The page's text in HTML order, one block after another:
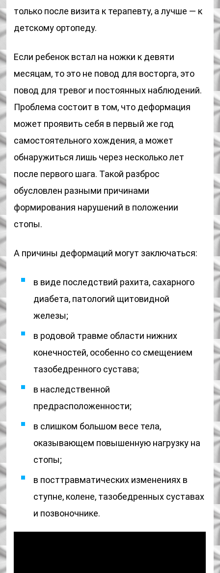
только после визита к терапевту, а лучше — к
детскому ортопеду.
Если ребенок встал на ножки к девяти
месяцам, то это не повод для восторга, это
повод для тревог и постоянных наблюдений.
Проблема состоит в том, что деформация
может проявить себя в первый же год
самостоятельного хождения, а может
обнаружиться лишь через несколько лет
после первого шага. Такой разброс
обусловлен разными причинами
формирования нарушений в положении
стопы.
А причины деформаций могут заключаться:
в виде последствий рахита, сахарного
диабета, патологий щитовидной
железы;
в родовой травме области нижних
конечностей, особенно со смещением
тазобедренного сустава;
в наследственной
предрасположенности;
в слишком большом весе тела,
оказывающем повышенную нагрузку на
стопы;
в посттравматических изменениях в
ступне, колене, тазобедренных суставах
и позвоночнике.